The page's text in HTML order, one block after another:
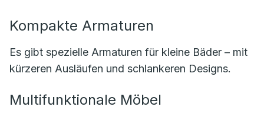
Kompakte Armaturen
Es gibt spezielle Armaturen für kleine Bäder – mit
kürzeren Ausläufen und schlankeren Designs.
Multifunktionale Möbel